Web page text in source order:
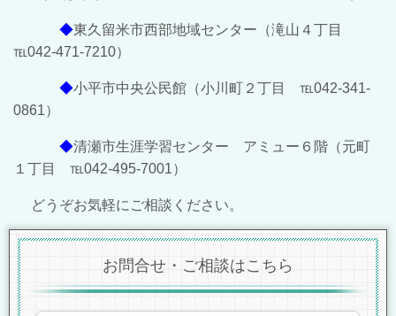
◆東久留米市西部地域センター（滝山４丁目
℡042-471-7210）
◆小平市中央公民館（小川町２丁目 ℡042-341-
0861）
◆清瀬市生涯学習センター アミュー６階（元町
１丁目 ℡042-495-7001）
どうぞお気軽にご相談ください。
お問合せ・ご相談はこちら